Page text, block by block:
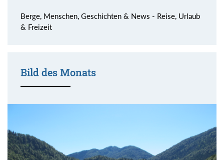
Berge, Menschen, Geschichten & News - Reise, Urlaub
& Freizeit
Bild des Monats